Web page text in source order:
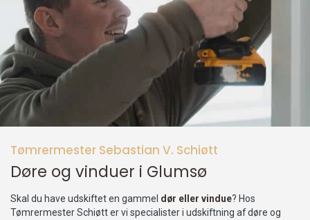
Tømrermester Sebastian V. Schiøtt
Døre og vinduer i Glumsø
Skal du have udskiftet en gammel dør eller vindue? Hos
Tømrermester Schiøtt er vi specialister i udskiftning af døre og